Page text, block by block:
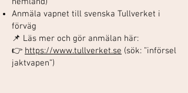
Anmäla vapnet till svenska Tullverket i
förväg
📌 Läs mer och gör anmälan här:
👉 https://www.tullverket.se (sök: ”införsel
jaktvapen”)